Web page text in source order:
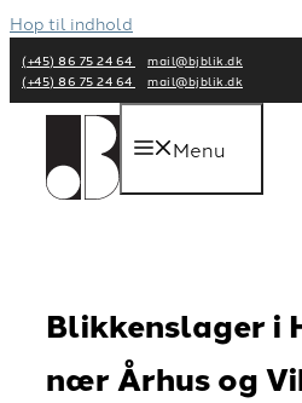
Hop til indhold
(+45) 86 75 24 64
mail@bjblik.dk
(+45) 86 75 24 64
mail@bjblik.dk
Menu
Blikkenslager i
nær Århus og